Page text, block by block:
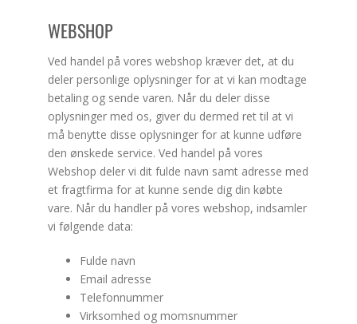
WEBSHOP
Ved handel på vores webshop kræver det, at du
deler personlige oplysninger for at vi kan modtage
betaling og sende varen. Når du deler disse
oplysninger med os, giver du dermed ret til at vi
må benytte disse oplysninger for at kunne udføre
den ønskede service. Ved handel på vores
Webshop deler vi dit fulde navn samt adresse med
et fragtfirma for at kunne sende dig din købte
vare. Når du handler på vores webshop, indsamler
vi følgende data:
Fulde navn
Email adresse
Telefonnummer
Virksomhed og momsnummer